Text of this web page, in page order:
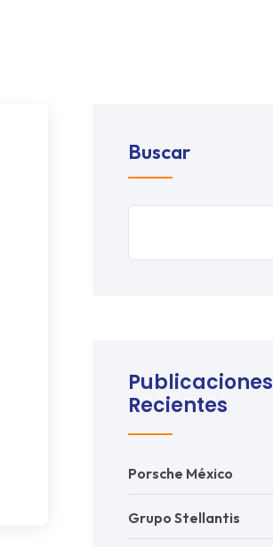
Buscar
Publicaciones
Recientes
Porsche México
Grupo Stellantis